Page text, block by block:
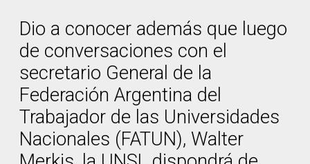
Dio a conocer además que luego
de conversaciones con el
secretario General de la
Federación Argentina del
Trabajador de las Universidades
Nacionales (FATUN), Walter